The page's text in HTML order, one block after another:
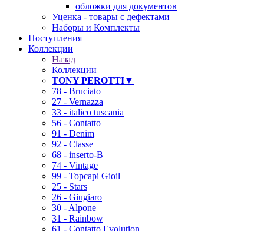
обложки для документов
Уценка - товары с дефектами
Наборы и Комплекты
Поступления
Коллекции
Назад
Коллекции
TONY PEROTTI▼
78 - Bruciato
27 - Vernazza
33 - italico tuscania
56 - Contatto
91 - Denim
92 - Classe
68 - inserto-B
74 - Vintage
99 - Topcapi Gioil
25 - Stars
26 - Giugiaro
30 - Alpone
31 - Rainbow
61 - Contatto Evolution